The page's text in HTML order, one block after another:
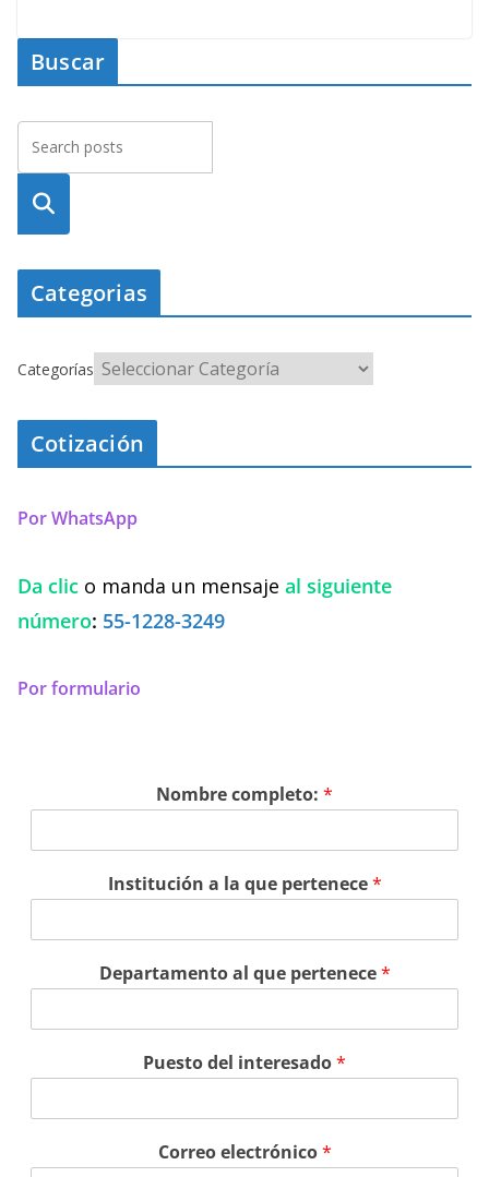
Buscar
Busca
Categorias
Categorías
Cotización
Por WhatsApp
Da clic o manda un mensaje al siguiente
número: 55-1228-3249
Por formulario
Nombre completo: *
Institución a la que pertenece*
Departamento al que pertenece*
Puesto del interesado*
Correo electrónico*